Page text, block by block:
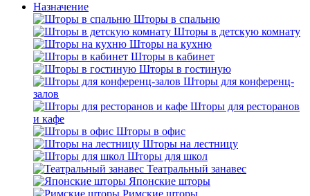
Назначение
Шторы в спальню
Шторы в детскую комнату
Шторы на кухню
Шторы в кабинет
Шторы в гостиную
Шторы для конференц-
залов
Шторы для ресторанов
и кафе
Шторы в офис
Шторы на лестницу
Шторы для школ
Театральный занавес
Японские шторы
Римские шторы